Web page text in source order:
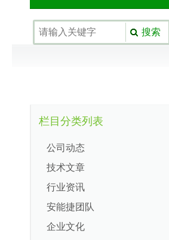
栏目分类列表
公司动态
技术文章
行业资讯
安能捷团队
企业文化